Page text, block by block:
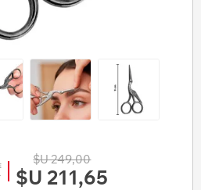
$U 249,00
$U 211,65